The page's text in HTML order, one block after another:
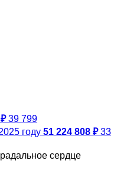
39 799
году 51 224 808 ₽ 33
сердце